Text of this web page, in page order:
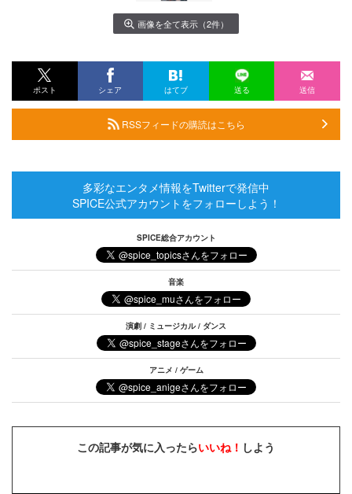
画像を全て表示（2件）
ポスト シェア はてブ 送る 送信
RSSフィードの購読はこちら
多彩なエンタメ情報をTwitterで発信中
SPICE公式アカウントをフォローしよう！
SPICE総合アカウント
音楽
演劇 / ミュージカル / ダンス
アニメ / ゲーム
この記事が気に入ったらいいね！ しよう